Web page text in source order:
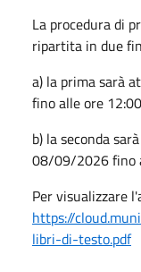
La procedura di
ripartita in due
a) la prima sarà
fino alle ore
b) la seconda
08/09/2026 fino
Per visualizzare
https://
libri-di-testo.pdf